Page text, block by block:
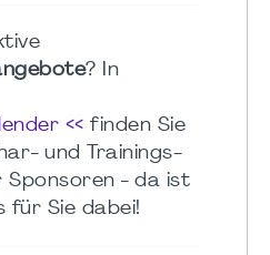
? In
<< finden Sie
und Trainings-
Sponsoren - da ist
für Sie dabei!